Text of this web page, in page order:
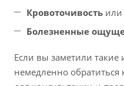
Кровоточивость или
Болезненные
Если вы заметили
немедленно обратиться